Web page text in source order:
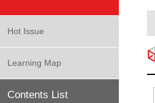
Hot Issue
Learning Map
Contents List